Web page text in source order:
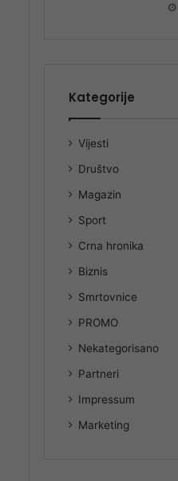
Kategorije
Vijesti
Društvo
Magazin
Sport
Crna hronika
Biznis
Smrtovnice
PROMO
Nekategorisano
Partneri
Impressum
Marketing